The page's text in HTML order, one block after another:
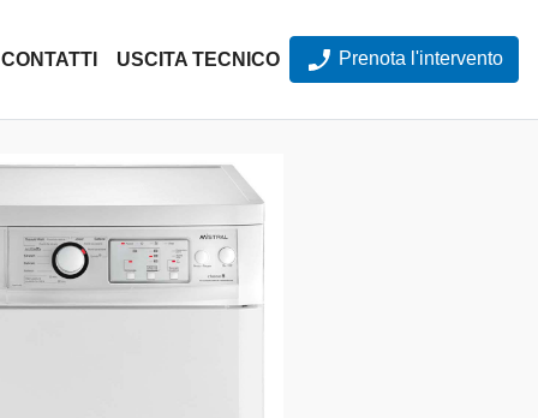
CONTATTI USCITA TECNICO Prenota l'intervento